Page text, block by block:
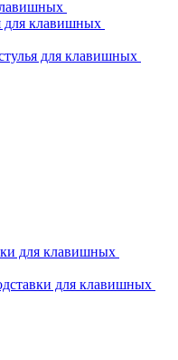
для клавишных
для клавишных
для клавишных
для клавишных